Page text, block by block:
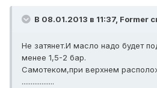
В 08.01.2013 в 11:37, Former
Не затянет.И масло надо будет
менее 1,5-2 бар.
Самотеком,при верхнем
..................